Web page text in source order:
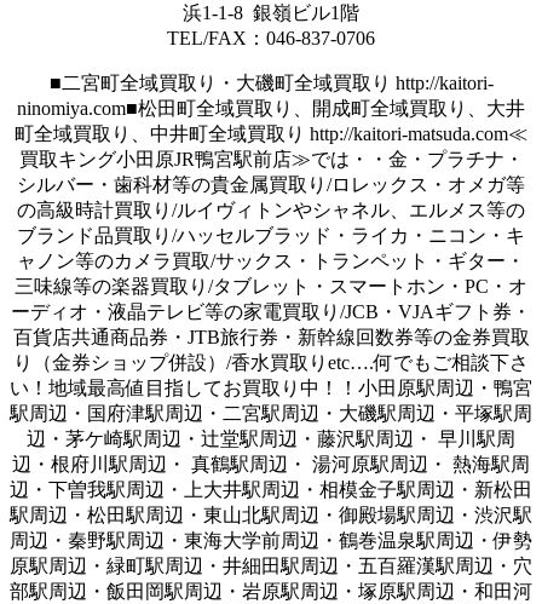
浜1-1-8 銀嶺ビル1階
TEL/FAX：046-837-0706
■二宮町全域買取り・大磯町全域買取り http://kaitori-
ninomiya.com■松田町全域買取り、開成町全域買取り、大井
町全域買取り、中井町全域買取り http://kaitori-matsuda.com≪
買取キング小田原JR鴨宮駅前店≫では・・金・プラチナ・
シルバー・歯科材等の貴金属買取り/ロレックス・オメガ等
の高級時計買取り/ルイヴィトンやシャネル、エルメス等の
ブランド品買取り/ハッセルブラッド・ライカ・ニコン・キ
ャノン等のカメラ買取/サックス・トランペット・ギター・
三味線等の楽器買取り/タブレット・スマートホン・PC・オ
ーディオ・液晶テレビ等の家電買取り/JCB・VJAギフト券・
百貨店共通商品券・JTB旅行券・新幹線回数券等の金券買取
り（金券ショップ併設）/香水買取りetc….何でもご相談下さ
い！地域最高値目指してお買取り中！！小田原駅周辺・鴨宮
駅周辺・国府津駅周辺・二宮駅周辺・大磯駅周辺・平塚駅周
辺・茅ケ崎駅周辺・辻堂駅周辺・藤沢駅周辺・ 早川駅周
辺・根府川駅周辺・ 真鶴駅周辺・ 湯河原駅周辺・ 熱海駅周
辺・下曽我駅周辺・上大井駅周辺・相模金子駅周辺・新松田
駅周辺・松田駅周辺・東山北駅周辺・御殿場駅周辺・渋沢駅
周辺・秦野駅周辺・東海大学前周辺・鶴巻温泉駅周辺・伊勢
原駅周辺・緑町駅周辺・井細田駅周辺・五百羅漢駅周辺・穴
部駅周辺・飯田岡駅周辺・岩原駅周辺・塚原駅周辺・和田河